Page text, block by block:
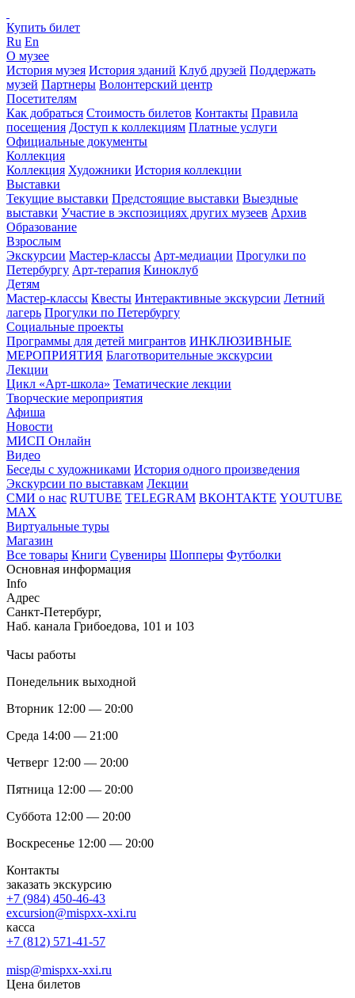
Купить билет
Ru En
О музее
История музея История зданий Клуб друзей Поддержать
музей Партнеры Волонтерский центр
Посетителям
Как добраться Стоимость билетов Контакты Правила
посещения Доступ к коллекциям Платные услуги
Официальные документы
Коллекция
Коллекция Художники История коллекции
Выставки
Текущие выставки Предстоящие выставки Выездные
выставки Участие в экспозициях других музеев Архив
Образование
Взрослым
Экскурсии Мастер-классы Арт-медиации Прогулки по
Петербургу Арт-терапия Киноклуб
Детям
Мастер-классы Квесты Интерактивные экскурсии Летний
лагерь Прогулки по Петербургу
Социальные проекты
Программы для детей мигрантов ИНКЛЮЗИВНЫЕ
МЕРОПРИЯТИЯ Благотворительные экскурсии
Лекции
Цикл «Арт-школа» Тематические лекции
Творческие мероприятия
Афиша
Новости
МИСП Онлайн
Видео
Беседы с художниками История одного произведения
Экскурсии по выставкам Лекции
СМИ о нас RUTUBE TELEGRAM ВКОНТАКТЕ YOUTUBE
MAX
Виртуальные туры
Магазин
Все товары Книги Сувениры Шопперы Футболки
Основная информация
Info
Адрес
Санкт-Петербург,
Наб. канала Грибоедова, 101 и 103
Часы работы
Понедельник выходной
Вторник 12:00 — 20:00
Среда 14:00 — 21:00
Четверг 12:00 — 20:00
Пятница 12:00 — 20:00
Суббота 12:00 — 20:00
Воскресенье 12:00 — 20:00
Контакты
заказать экскурсию
+7 (984) 450-46-43
excursion@mispxx-xxi.ru
касса
+7 (812) 571-41-57
misp@mispxx-xxi.ru
Цена билетов